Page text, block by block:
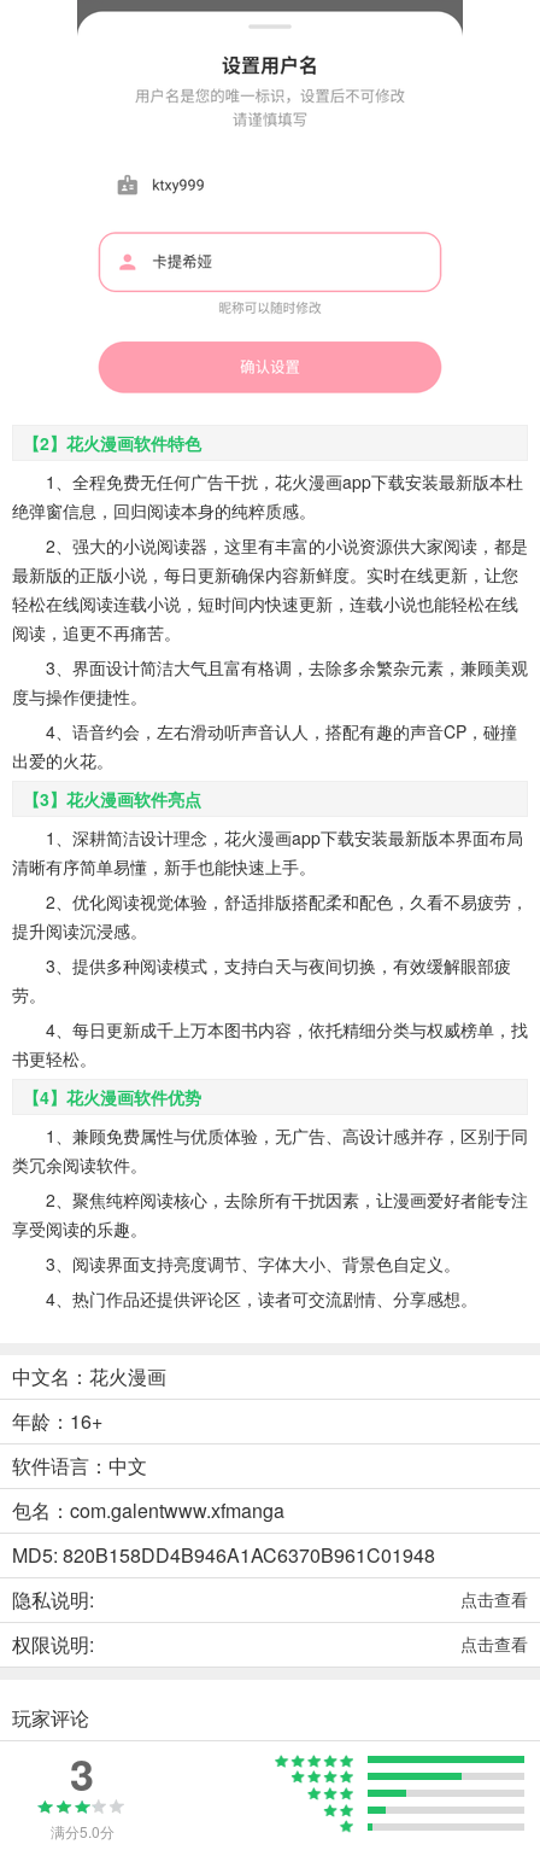
【2】花火漫画软件特色
1、全程免费无任何广告干扰，花火漫画app下载安装最新版本杜
绝弹窗信息，回归阅读本身的纯粹质感。
2、强大的小说阅读器，这里有丰富的小说资源供大家阅读，都是
最新版的正版小说，每日更新确保内容新鲜度。实时在线更新，让您
轻松在线阅读连载小说，短时间内快速更新，连载小说也能轻松在线
阅读，追更不再痛苦。
3、界面设计简洁大气且富有格调，去除多余繁杂元素，兼顾美观
度与操作便捷性。
4、语音约会，左右滑动听声音认人，搭配有趣的声音CP，碰撞
出爱的火花。
【3】花火漫画软件亮点
1、深耕简洁设计理念，花火漫画app下载安装最新版本界面布局
清晰有序简单易懂，新手也能快速上手。
2、优化阅读视觉体验，舒适排版搭配柔和配色，久看不易疲劳，
提升阅读沉浸感。
3、提供多种阅读模式，支持白天与夜间切换，有效缓解眼部疲
劳。
4、每日更新成千上万本图书内容，依托精细分类与权威榜单，找
书更轻松。
【4】花火漫画软件优势
1、兼顾免费属性与优质体验，无广告、高设计感并存，区别于同
类冗余阅读软件。
2、聚焦纯粹阅读核心，去除所有干扰因素，让漫画爱好者能专注
享受阅读的乐趣。
3、阅读界面支持亮度调节、字体大小、背景色自定义。
4、热门作品还提供评论区，读者可交流剧情、分享感想。
中文名：花火漫画
年龄：16+
软件语言：中文
包名：com.galentwww.xfmanga
MD5: 820B158DD4B946A1AC6370B961C01948
隐私说明:
点击查看
权限说明: 点击查看
玩家评论
3
满分5.0分